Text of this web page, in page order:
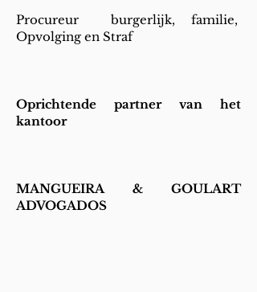
Procureur
burgerlijk, familie,
Opvolging en Straf
Oprichtende partner van het
kantoor
MANGUEIRA & GOULART
ADVOGADOS